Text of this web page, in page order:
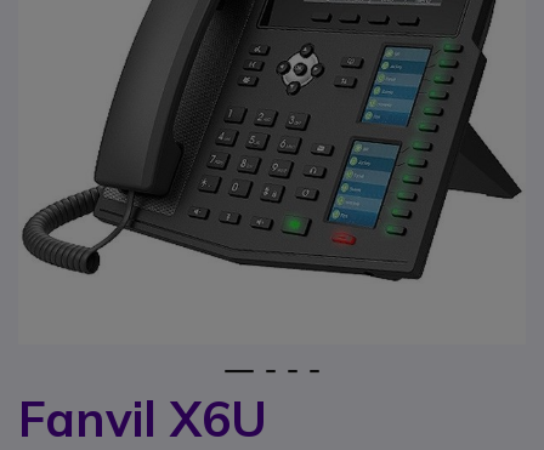
Fanvil X6U
Saltar para o início da Galeria de imagens